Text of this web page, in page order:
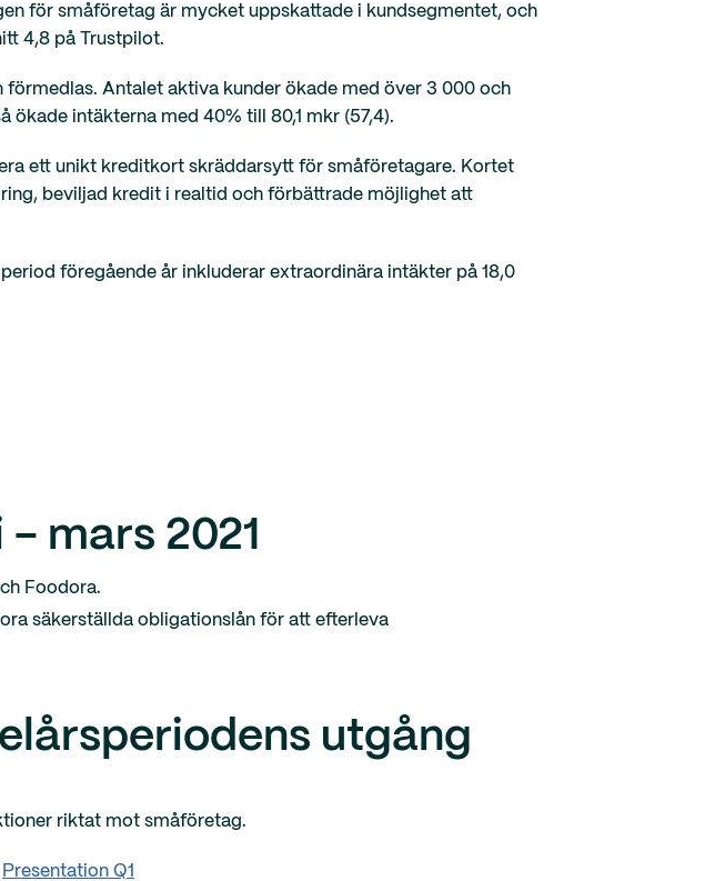
för småföretag är mycket uppskattade i kundsegmentet, och
4,8 på Trustpilot.
Antalet aktiva kunder ökade med över 3 000 och
ökade intäkterna med 40% till 80,1 mkr (57,4).
ett unikt kreditkort skräddarsytt för småföretagare. Kortet
beviljad kredit i realtid och förbättrade möjlighet att
föregående år inkluderar extraordinära intäkter på 18,0
mars 2021
Foodora.
säkerställda obligationslån för att efterleva
utgång
riktat mot småföretag.
Presentation Q1